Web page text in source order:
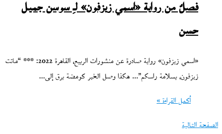
فصلٌ من رواية «اسمي زيزفون» لـِ سوسن جميل
حسن
«اسمي زيزفون» رواية صادرة عن منشورات الربيع، القاهرة 2022: *** “ماتت
زيزفون، بسلامة راسكم”… هكذا وصل الخبر كومضة برق إلى…
أكمل القراءة »
الصفحة التالية